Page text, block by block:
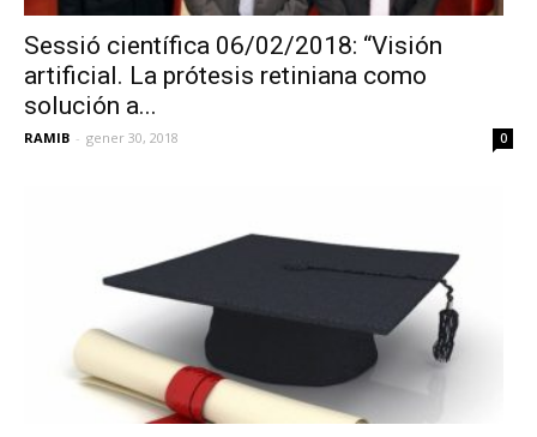
Sessió científica 06/02/2018: “Visión
artificial. La prótesis retiniana como
solución a...
RAMIB - gener 30, 2018 0